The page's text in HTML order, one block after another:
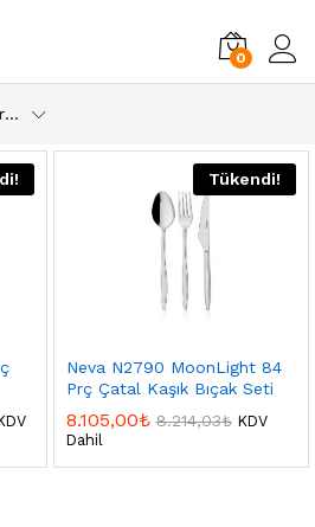
0
En yeniye göre sırala
Tükendi!
Neva N2790 MoonLight 84
Prç Çatal Kaşık Bıçak Seti
8.105,00₺ 8.214,03₺ KDV
Dahil